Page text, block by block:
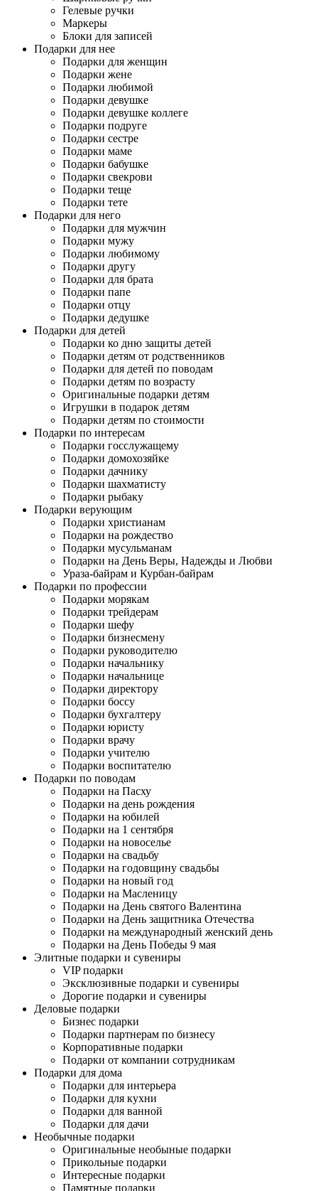
Гелевые ручки
Маркеры
Блоки для записей
Подарки для нее
Подарки для женщин
Подарки жене
Подарки любимой
Подарки девушке
Подарки девушке коллеге
Подарки подруге
Подарки сестре
Подарки маме
Подарки бабушке
Подарки свекрови
Подарки теще
Подарки тете
Подарки для него
Подарки для мужчин
Подарки мужу
Подарки любимому
Подарки другу
Подарки для брата
Подарки папе
Подарки отцу
Подарки дедушке
Подарки для детей
Подарки ко дню защиты детей
Подарки детям от родственников
Подарки для детей по поводам
Подарки детям по возрасту
Оригинальные подарки детям
Игрушки в подарок детям
Подарки детям по стоимости
Подарки по интересам
Подарки госслужащему
Подарки домохозяйке
Подарки дачнику
Подарки шахматисту
Подарки рыбаку
Подарки верующим
Подарки христианам
Подарки на рождество
Подарки мусульманам
Подарки на День Веры, Надежды и Любви
Ураза-байрам и Курбан-байрам
Подарки по профессии
Подарки морякам
Подарки трейдерам
Подарки шефу
Подарки бизнесмену
Подарки руководителю
Подарки начальнику
Подарки начальнице
Подарки директору
Подарки боссу
Подарки бухгалтеру
Подарки юристу
Подарки врачу
Подарки учителю
Подарки воспитателю
Подарки по поводам
Подарки на Пасху
Подарки на день рождения
Подарки на юбилей
Подарки на 1 сентября
Подарки на новоселье
Подарки на свадьбу
Подарки на годовщину свадьбы
Подарки на новый год
Подарки на Масленицу
Подарки на День святого Валентина
Подарки на День защитника Отечества
Подарки на международный женский день
Подарки на День Победы 9 мая
Элитные подарки и сувениры
VIP подарки
Эксклюзивные подарки и сувениры
Дорогие подарки и сувениры
Деловые подарки
Бизнес подарки
Подарки партнерам по бизнесу
Корпоративные подарки
Подарки от компании сотрудникам
Подарки для дома
Подарки для интерьера
Подарки для кухни
Подарки для ванной
Подарки для дачи
Необычные подарки
Оригинальные необыные подарки
Прикольные подарки
Интересные подарки
Памятные подарки